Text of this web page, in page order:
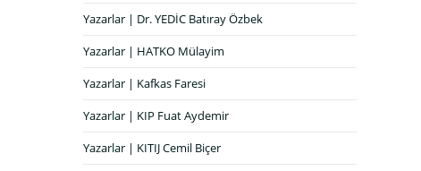
Yazarlar | Dr. YEDİC Batıray Özbek
Yazarlar | HATKO Mülayim
Yazarlar | Kafkas Faresi
Yazarlar | KIP Fuat Aydemir
Yazarlar | KITIJ Cemil Biçer